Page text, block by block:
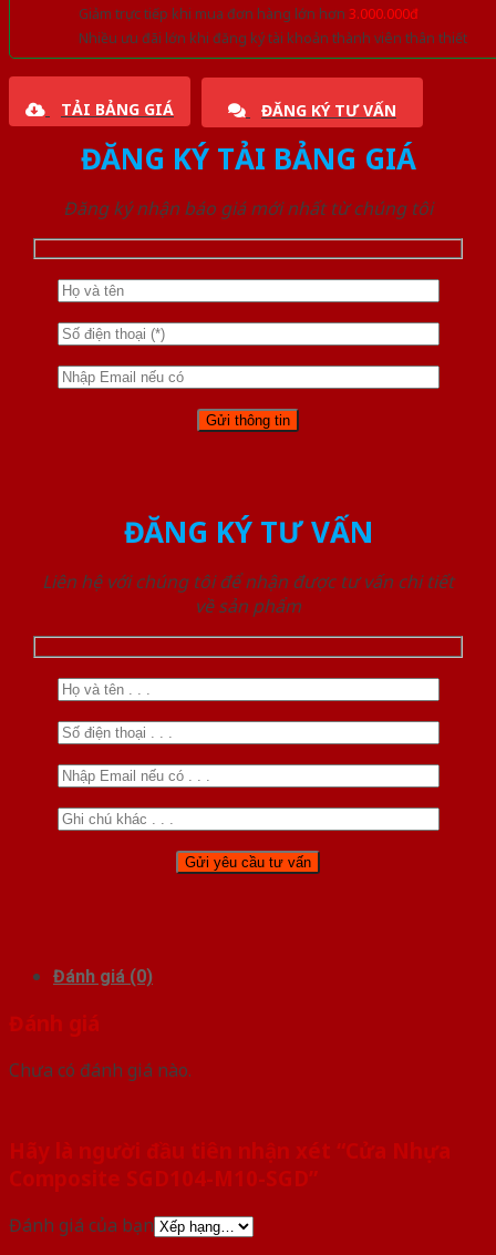
Giảm trực tiếp khi mua đơn hàng lớn hơn 3.000.000đ
Nhiều ưu đãi lớn khi đăng ký tài khoản thành viên thân thiết
TẢI BẢNG GIÁ ĐĂNG KÝ TƯ VẤN
ĐĂNG KÝ TẢI BẢNG GIÁ
Đăng ký nhận báo giá mới nhất từ chúng tôi
ĐĂNG KÝ TƯ VẤN
Liên hệ với chúng tôi để nhận được tư vấn chi tiết
về sản phẩm
Đánh giá (0)
Đánh giá
Chưa có đánh giá nào.
Hãy là người đầu tiên nhận xét “Cửa Nhựa
Composite SGD104-M10-SGD”
Đánh giá của bạn